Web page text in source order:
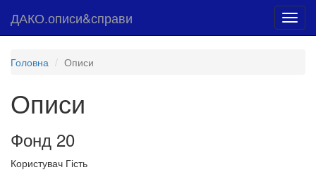
ДАКО.описи&справи
Головна Описи
Описи
Фонд 20
Користувач Гість